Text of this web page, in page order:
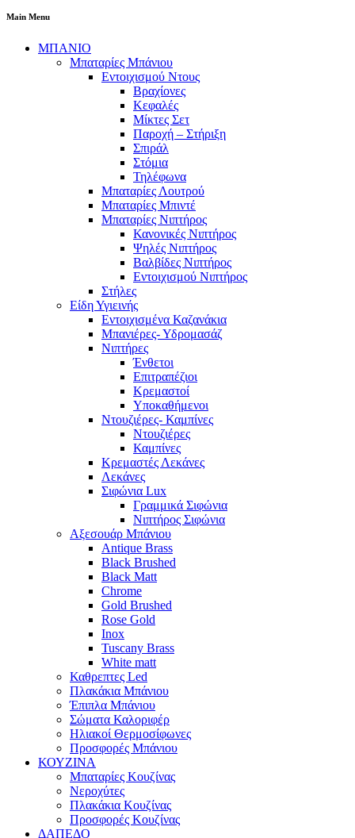
Main Menu
ΜΠΑΝΙΟ
Μπαταρίες Μπάνιου
Εντοιχισμού Ντους
Βραχίονες
Κεφαλές
Μίκτες Σετ
Παροχή – Στήριξη
Σπιράλ
Στόμια
Τηλέφωνα
Μπαταρίες Λουτρού
Μπαταρίες Μπιντέ
Μπαταρίες Νιπτήρος
Κανονικές Νιπτήρος
Ψηλές Νιπτήρος
Βαλβίδες Νιπτήρος
Εντοιχισμού Νιπτήρος
Στήλες
Είδη Υγιεινής
Εντοιχισμένα Καζανάκια
Μπανιέρες- Υδρομασάζ
Νιπτήρες
Ένθετοι
Επιτραπέζιοι
Κρεμαστοί
Υποκαθήμενοι
Ντουζιέρες- Καμπίνες
Ντουζιέρες
Καμπίνες
Κρεμαστές Λεκάνες
Λεκάνες
Σιφώνια Lux
Γραμμικά Σιφώνια
Νιπτήρος Σιφώνια
Αξεσουάρ Μπάνιου
Antique Brass
Black Brushed
Black Matt
Chrome
Gold Brushed
Rose Gold
Inox
Tuscany Brass
White matt
Καθρεπτες Led
Πλακάκια Μπάνιου
Έπιπλα Μπάνιου
Σώματα Καλοριφέρ
Ηλιακοί Θερμοσίφωνες
Προσφορές Μπάνιου
ΚΟΥΖΙΝΑ
Μπαταρίες Κουζίνας
Νεροχύτες
Πλακάκια Κουζίνας
Προσφορές Κουζίνας
ΔΑΠΕΔΟ